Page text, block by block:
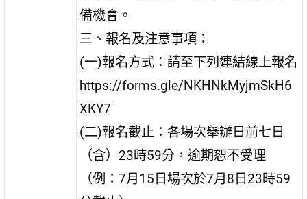
備機會。
三、報名及注意事項：
(一)報名方式：請至下列連結線上報名
https://forms.gle/NKHNkMyjmSkH6
XKY7
(二)報名截止：各場次舉辦日前七日
（含）23時59分，逾期恕不受理
（例：7月15日場次於7月8日23時59